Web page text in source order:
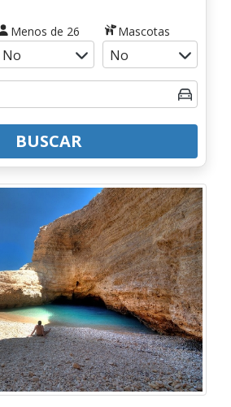
Menos de 26 Mascotas
BUSCAR